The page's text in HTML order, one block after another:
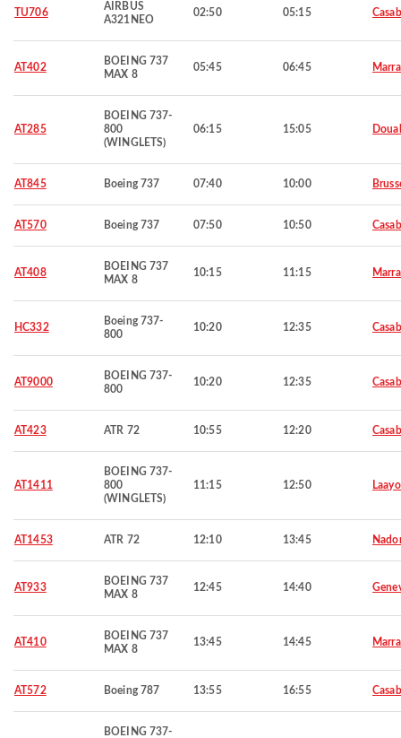
TU706
AIRBUS
A321NEO
02:50 05:15
AT402
BOEING 737
MAX 8
05:45 06:45
AT285
BOEING 737-
800
(WINGLETS)
06:15 15:05
AT845 Boeing 737 07:40 10:00
AT570 Boeing 737 07:50 10:50
AT408
BOEING 737
MAX 8
10:15 11:15
HC332
Boeing 737-
800
10:20 12:35
AT9000
BOEING 737-
800
10:20 12:35
AT423 ATR 72 10:55 12:20
AT1411
BOEING 737-
800
(WINGLETS)
11:15 12:50
AT1453 ATR 72 12:10 13:45
AT933
BOEING 737
MAX 8
12:45 14:40
AT410
BOEING 737
MAX 8
13:45 14:45
AT572 Boeing 787 13:55 16:55
BOEING 737-